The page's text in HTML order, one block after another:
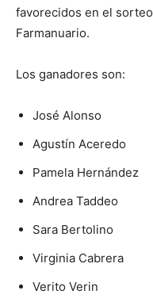
favorecidos en el
Farmanuario.
Los ganadores son:
José Alonso
Agustín Aceredo
Pamela Hernández
Andrea Taddeo
Sara Bertolino
Virginia Cabrera
Verito Verin